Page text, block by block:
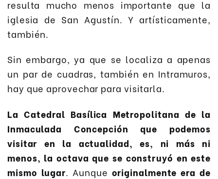
resulta mucho menos importante que la
iglesia de San Agustín. Y artísticamente,
también.
Sin embargo, ya que se localiza a apenas
un par de cuadras, también en Intramuros,
hay que aprovechar para visitarla.
La Catedral Basílica Metropolitana de la
Inmaculada Concepción que podemos
visitar en la actualidad, es, ni más ni
menos, la octava que se construyó en este
mismo lugar. Aunque originalmente era de